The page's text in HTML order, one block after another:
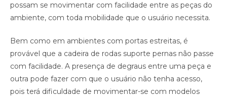
possam se movimentar com facilidade entre as peças do
ambiente, com toda mobilidade que o usuário necessita.
Bem como em ambientes com portas estreitas, é
provável que a cadeira de rodas suporte pernas não passe
com facilidade. A presença de degraus entre uma peça e
outra pode fazer com que o usuário não tenha acesso,
pois terá dificuldade de movimentar-se com modelos